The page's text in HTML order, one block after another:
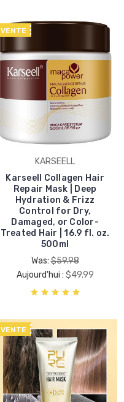
VENTE
KARSEELL
Karseell Collagen Hair
Repair Mask | Deep
Hydration & Frizz
Control for Dry,
Damaged, or Color-
Treated Hair | 16.9 fl. oz.
500ml
Was:$59.98
Aujourd'hui : $49.99
VENTE